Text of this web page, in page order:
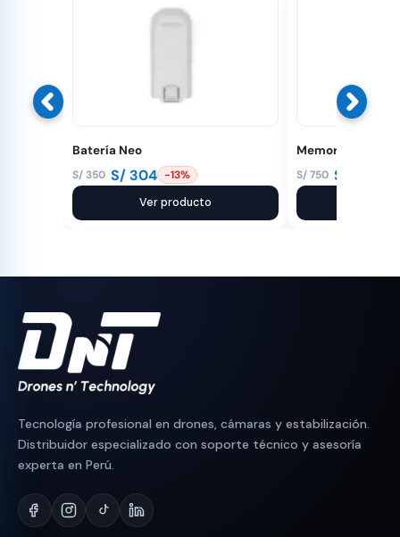
Batería Neo
S/ 350
El
original
S/ 304
El
actual
-13%
Ver producto
Memoria 1 Tera
S/750
El
original
S/
El
actual
Tecnología profesional en drones, cámaras y estabilización.
Distribuidor especializado con soporte técnico y asesoría
experta en Perú.